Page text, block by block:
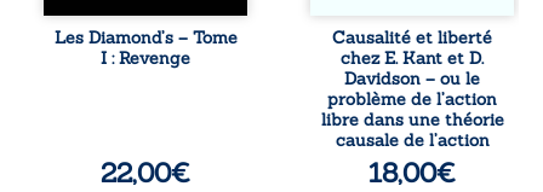
croise sa route.
Chef d’une famille
de Nomads, Juan
Les Diamond’s – Tome
I : Revenge
22,00€
responsabilité. De
la volonté
kantienne au
monisme anomal
de Davidson, il
interroge la
manière dont les
intentions et les
Causalité et liberté
chez E. Kant et D.
Davidson – ou le
problème de l’action
libre dans une théorie
causale de l’action
18,00€